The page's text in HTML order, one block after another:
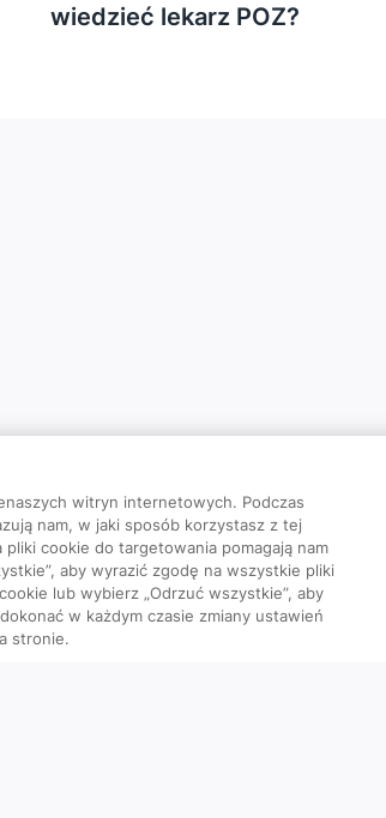
wiedzieć lekarz POZ?
witryn internetowych. Podczas
nam, w jaki sposób korzystasz z tej
cookie do targetowania pomagają nam
aby wyrazić zgodę na wszystkie pliki
lub wybierz „Odrzuć wszystkie”, aby
w każdym czasie zmiany ustawień
stronie.